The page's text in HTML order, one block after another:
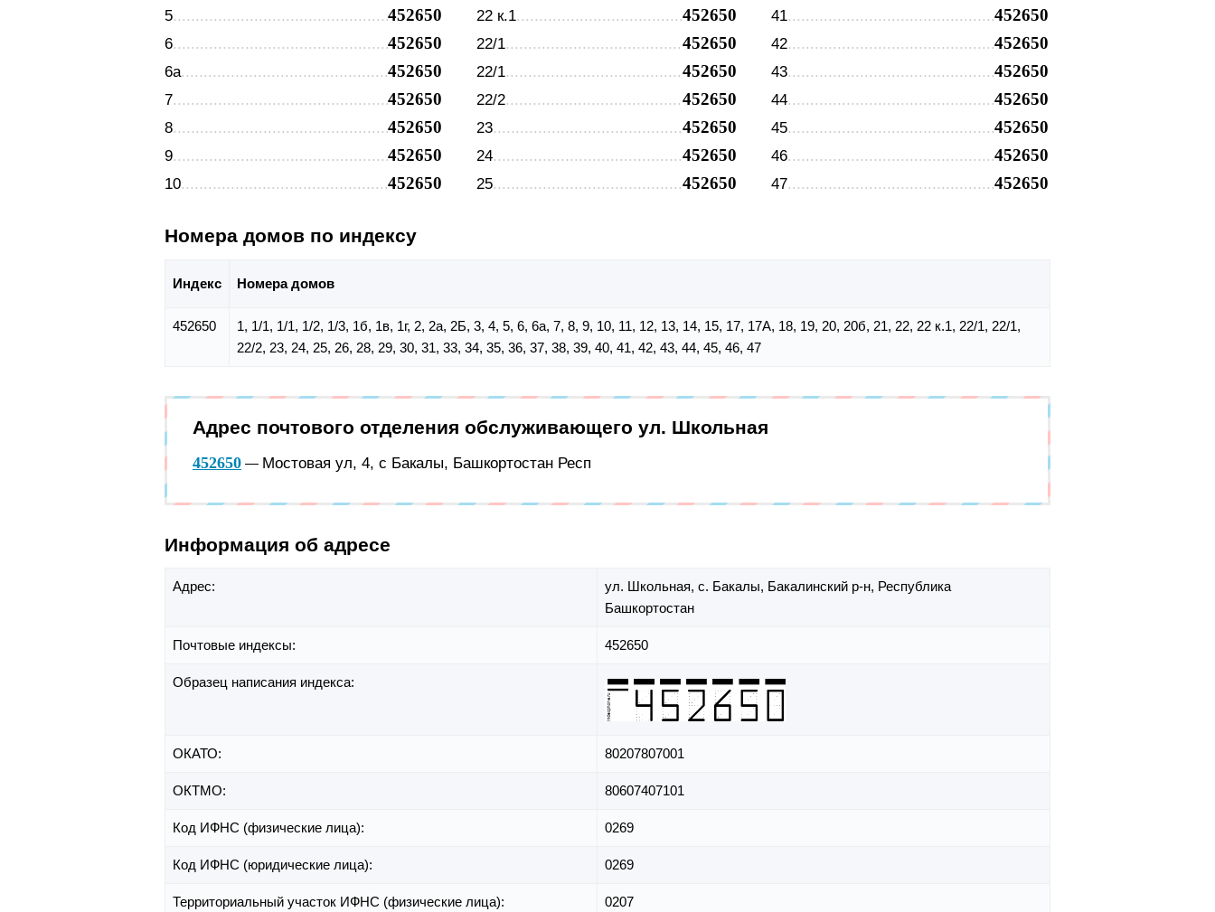
5 452650
6 452650
6а 452650
7 452650
8 452650
9 452650
10 452650
22 к.1 452650
22/1 452650
22/1 452650
22/2 452650
23 452650
24 452650
25 452650
41 452650
42 452650
43 452650
44 452650
45 452650
46 452650
47 452650
Номера домов по индексу
Индекс Номера домов
452650
1, 1/1, 1/1, 1/2, 1/3, 1б, 1в, 1г, 2, 2а, 2Б, 3, 4, 5, 6, 6а, 7, 8, 9, 10, 11, 12, 13, 14, 15, 17, 17А, 18, 19, 20, 20б, 21, 22, 22 к.1, 22/1, 22/1,
22/2, 23, 24, 25, 26, 28, 29, 30, 31, 33, 34, 35, 36, 37, 38, 39, 40, 41, 42, 43, 44, 45, 46, 47
Адрес почтового отделения обслуживающего ул. Школьная
452650 — Мостовая ул, 4, с Бакалы, Башкортостан Респ
Информация об адресе
Адрес: ул. Школьная, с. Бакалы, Бакалинский р-н, Республика
Башкортостан
Почтовые индексы: 452650
Образец написания индекса:
ОКАТО: 80207807001
ОКТМО: 80607407101
Код ИФНС (физические лица): 0269
Код ИФНС (юридические лица): 0269
Территориальный участок ИФНС (физические лица): 0207